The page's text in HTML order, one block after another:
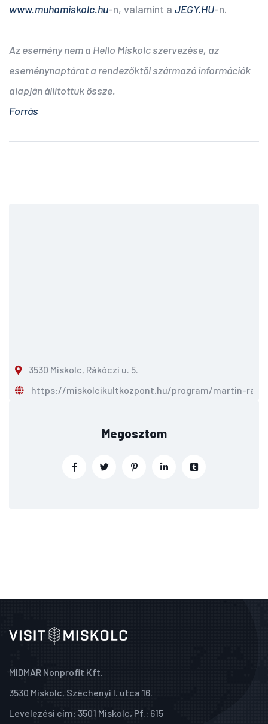
www.muhamiskolc.hu-n, valamint a JEGY.HU-n.
Az esemény nem a Hello Miskolc szervezése, az
eseménynaptárat a rendezőktől származó információk
alapján állítottuk össze.
Forrás
3530 Miskolc, Rákóczi u. 5.
https://miskolcikultkozpont.hu/program/martin-
Megosztom
MIDMAR Nonprofit Kft.
3530 Miskolc, Széchenyi I. utca 16.
Levelezési cím: 3501 Miskolc, Pf.: 615